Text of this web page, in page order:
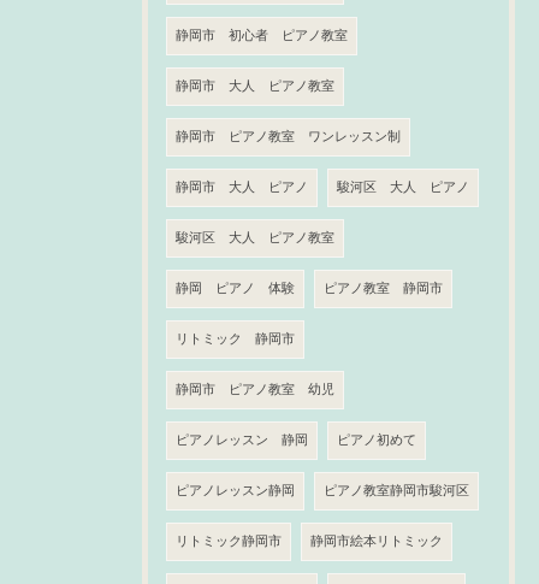
静岡市 初心者 ピアノ教室
静岡市 大人 ピアノ教室
静岡市 ピアノ教室 ワンレッスン制
静岡市 大人 ピアノ 駿河区 大人 ピアノ
駿河区 大人 ピアノ教室
静岡 ピアノ 体験 ピアノ教室 静岡市
リトミック 静岡市
静岡市 ピアノ教室 幼児
ピアノレッスン 静岡 ピアノ初めて
ピアノレッスン静岡 ピアノ教室静岡市駿河区
リトミック静岡市 静岡市絵本リトミック